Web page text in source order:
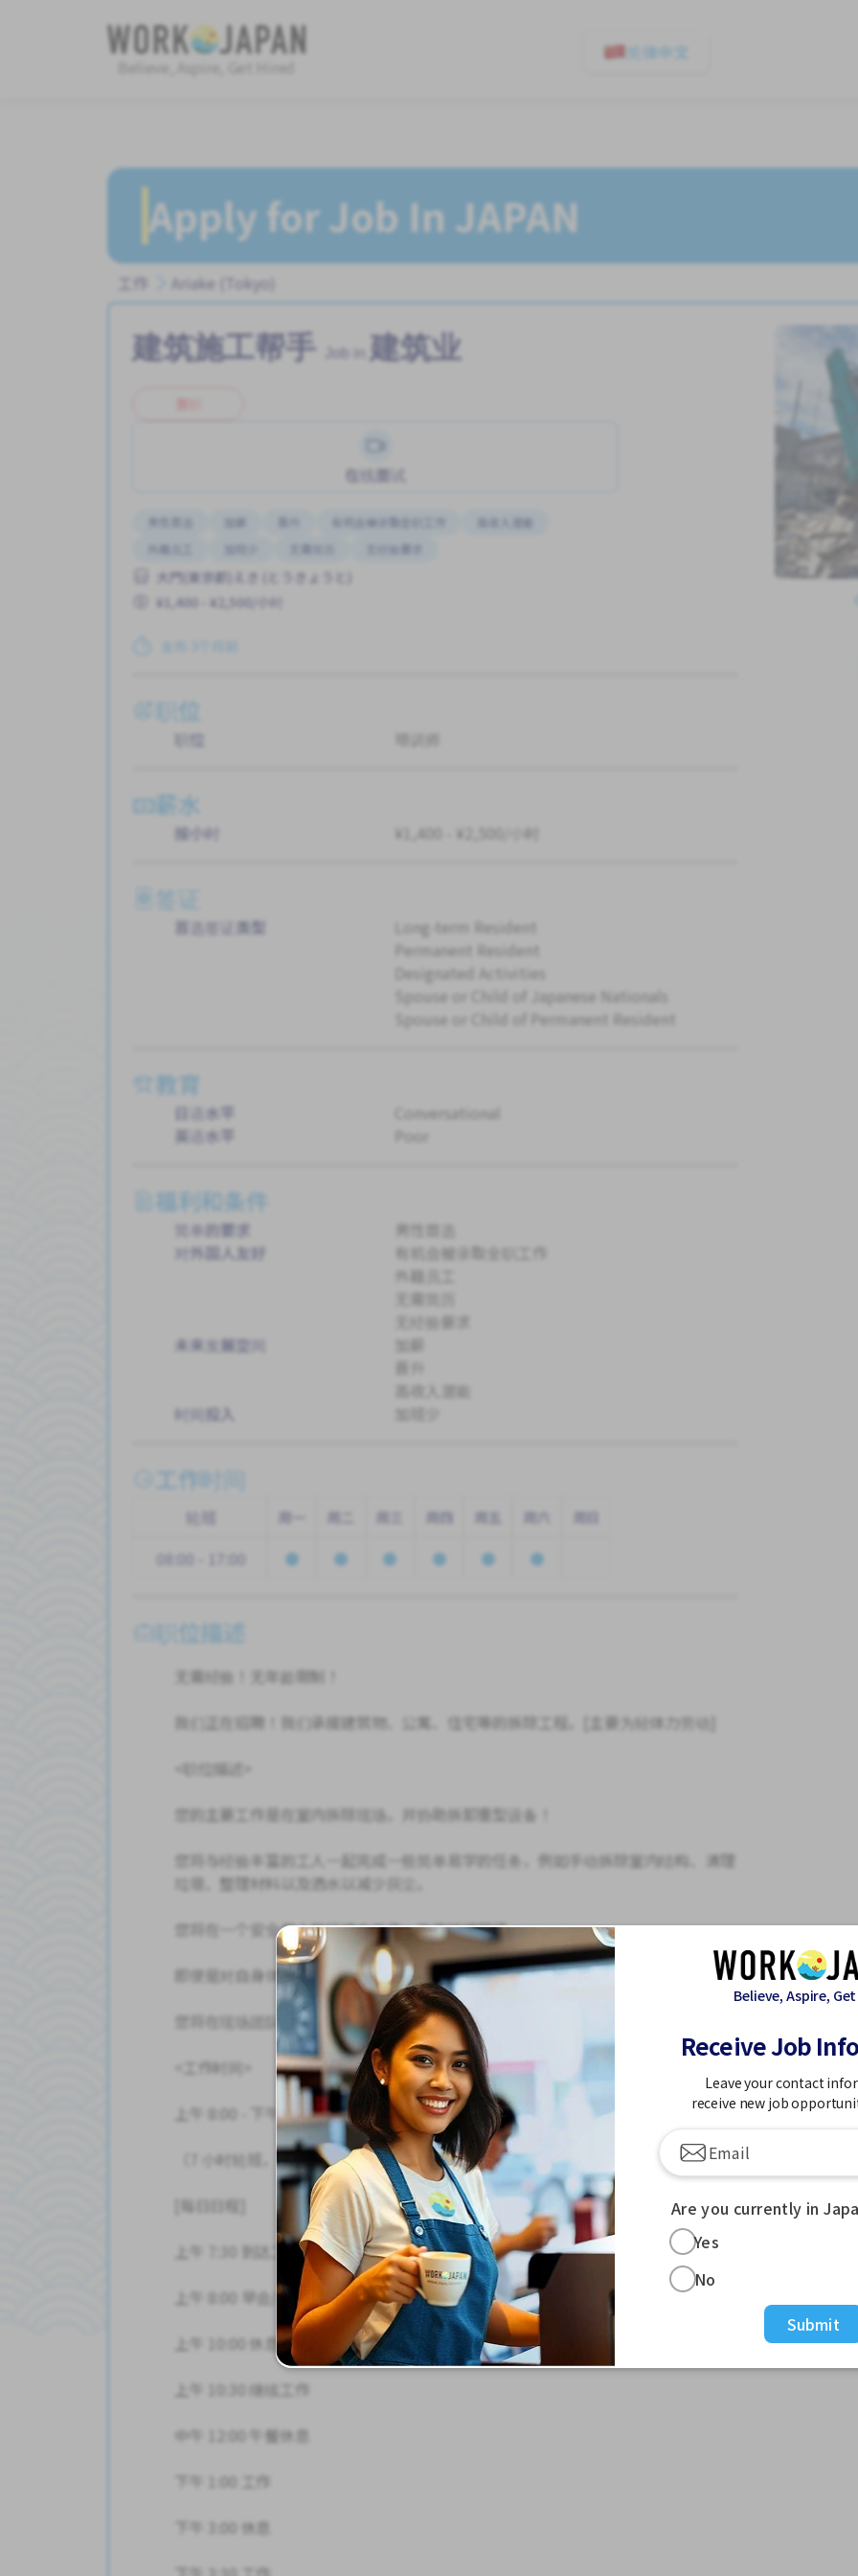
Believe, Aspire, Get Hired
简体中文
Apply for Job In JAPAN
工作 Ariake (Tokyo)
建筑施工帮手 建筑业
在线面试
男性首选 加薪 有机会被录取全职工作
高收入潜能
外籍员工
加班少 无需简历 无经验要求
大門(東京都)えき (とうきょうと)
¥1,400 - ¥2,500/小时
发布 3个月前
职位
职位
薪水
按小时 ¥1,400 - ¥2,500/小时
签证
首选签证类型
Long-term Resident
Permanent Resident
Designated Activities
Spouse or Child of Japanese Nationals
Spouse or Child of Permanent Resident
教育
日语水平
Conversational
英语水平
Poor
福利和条件
简单的要求
男性首选
对外国人友好
有机会被录取全职工作
外籍员工
无需简历
无经验要求
未来发展空间
加薪
高收入潜能
时间投入
加班少
工作时间
轮班 周一 周二 周三 周四 周五 周六 周日
08:00 - 17:00
职位描述
无需经验！无年龄限制！
我们正在招聘！我们承接建筑物、公寓、住宅等的拆除工程。[主要为轻体力劳动]
<职位描述>
您的主要工作是在室内拆除现场，并协助拆卸重型设备！
您将与经验丰富的工人一起完成一些简单易学的任务，例如手动拆除室内结构、清理
垃圾、整理材料以及洒水以减少灰尘。
您将在一个安全至上的环境中工作，工作环境舒适。
即使是对自身体力没有信心或没有经验的人，也可以放心加入我们。
您将在现场团队合作，因此您可以随时提出任何疑问。
<工作时间>
上午 8:00 - 下午 5:00
（7 小时轮班，120 分钟休息）
[每日日程]
上午 7:30 到达工作地点
上午 8:00 早会/开始工作
上午 10:00 休息
上午 10:30 继续工作
中午 12:00 午餐休息
下午 1:00 工作
下午 3:00 休息
Believe, Aspire,
Receive Job
Leave your contact
receive new job
Are you currently in
Yes
No
Submit